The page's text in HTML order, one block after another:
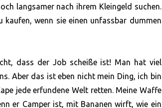
langsamer nach ihrem Kleingeld suchen.
wenn sie einen unfassbar dummen
dass der Job scheiße ist! Man hat viel
Aber das ist eben nicht mein Ding, ich bin
jede erfundene Welt retten. Meine Waffe
er Camper ist, mit Bananen wirft, wie ein